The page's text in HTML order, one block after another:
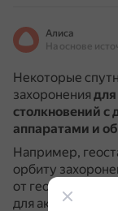
Алиса
Некоторые
захоронения
столкновений
аппаратами и
Например,
орбиту
от
для активных